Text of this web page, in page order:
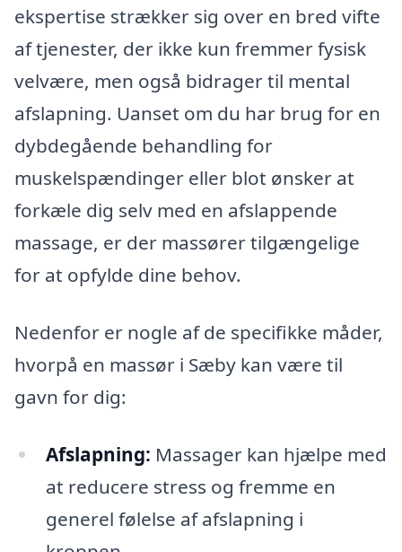
ekspertise strækker sig over en bred vifte
af tjenester, der ikke kun fremmer fysisk
velvære, men også bidrager til mental
afslapning. Uanset om du har brug for en
dybdegående behandling for
muskelspændinger eller blot ønsker at
forkæle dig selv med en afslappende
massage, er der massører tilgængelige
for at opfylde dine behov.
Nedenfor er nogle af de specifikke måder,
hvorpå en massør i Sæby kan være til
gavn for dig:
Afslapning: Massager kan hjælpe med
at reducere stress og fremme en
generel følelse af afslapning i